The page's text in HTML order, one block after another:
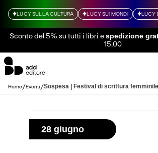
LUCY SULLA CULTURA LUCY SUI MONDI LUCY
Sconto del 5% su tutti i libri espedizione
15,00
Home/Eventi/Sospesa | Festival di scrittura
28 giugno